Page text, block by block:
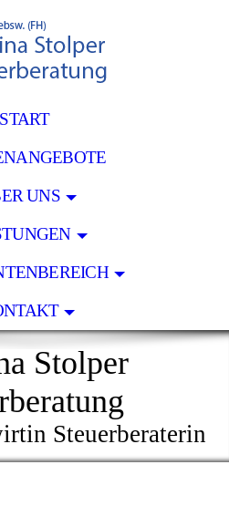
START
UNS
Stolper
Steuerberaterin